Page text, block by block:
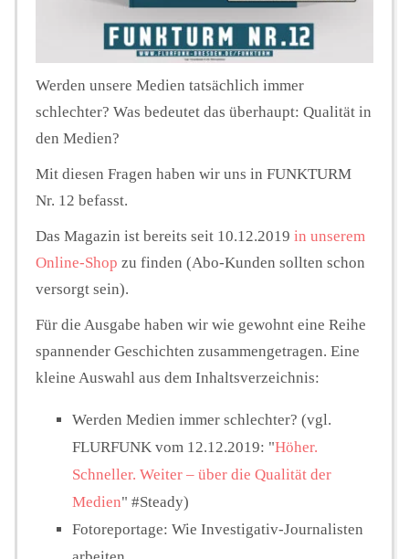
Werden unsere Medien tatsächlich immer
schlechter? Was bedeutet das überhaupt: Qualität in
den Medien?
Mit diesen Fragen haben wir uns in FUNKTURM
Nr. 12 befasst.
Das Magazin ist bereits seit 10.12.2019 in unserem
Online-Shop zu finden (Abo-Kunden sollten schon
versorgt sein).
Für die Ausgabe haben wir wie gewohnt eine Reihe
spannender Geschichten zusammengetragen. Eine
kleine Auswahl aus dem Inhaltsverzeichnis:
Werden Medien immer schlechter? (vgl.
FLURFUNK vom 12.12.2019: "Höher.
Schneller. Weiter – über die Qualität der
Medien" #Steady)
Fotoreportage: Wie Investigativ-Journalisten